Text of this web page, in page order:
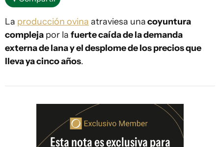
La producción ovina atraviesa unacoyuntura
compleja por la fuerte caída de la demanda
externa de lana y el desplome de los precios que
lleva ya cinco años.
Esta nota es exclusiva para